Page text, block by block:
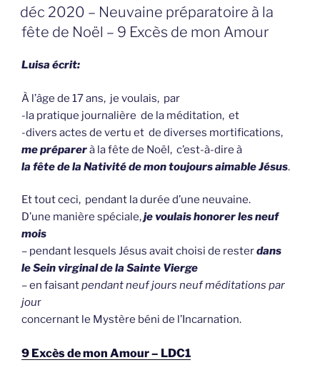
GEPLAATST
OP
déc 2020 – Neuvaine préparatoire à la
fête de Noël – 9 Excès de mon Amour
Luisa écrit:
À l’âge de 17 ans, je voulais, par
-la pratique journalière de la méditation, et
-divers actes de vertu et de diverses mortifications,
me préparerà la fête de Noël, c’est-à-dire à
la fête de la Nativitéde mon toujours aimable Jésus.
Et tout ceci, pendant la durée d’une neuvaine.
D’une manière spéciale,je voulais honorer les neuf
mois
– pendant lesquels Jésus avait choisi de resterdans
le Sein virginal de la Sainte Vierge
– en faisantpendant neuf jours neuf méditations par
jour
concernant le Mystère béni de l’Incarnation.
9 Excès de mon Amour – LDC1